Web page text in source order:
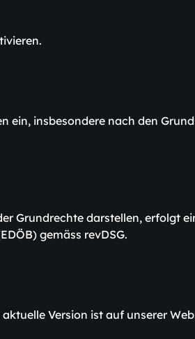
ein, insbesondere nach den
Grundrechte darstellen, erfolgt
gemäss revDSG.
Version ist auf unserer